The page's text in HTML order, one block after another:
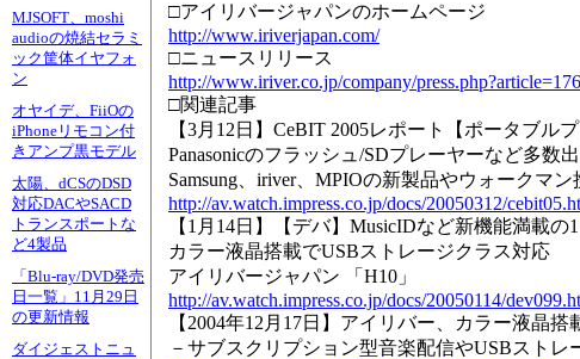
MJSOFT、moshi
audioの焼結セラミ
ック筐体イヤフォ
ン
オヤイデ、FiiOの
iPhoneリモコン付
きアンプ黒モデル
太陽、dCSのDSD
対応DACやSACD
トランスポートな
ど4製品
「Blu-ray/DVD発売
日一覧」11月29日
の更新情報
ダイジェストニュ
□アイリバージャパンのホームページ
http://www.iriverjapan.com/
□ニュースリリース
http://www.iriver.co.jp/company/
□関連記事
【3月12日】CeBIT 2005レポート【ポータブル
Panasonicのフラッシュ/SDプレーヤーなど多数
Samsung、iriver、MPIOの新製品やウォークマン
http://av.watch.impress.co.jp/docs/20050312/
【1月14日】【デバ】MusicIDなど新機能満載
カラー液晶搭載でUSBストレージクラス対応
アイリバージャパン 「H10」
http://av.watch.impress.co.jp/docs/20050114/
【2004年12月17日】アイリバー、カラー液晶
－サブスクリプション型音楽配信やUSBストレ